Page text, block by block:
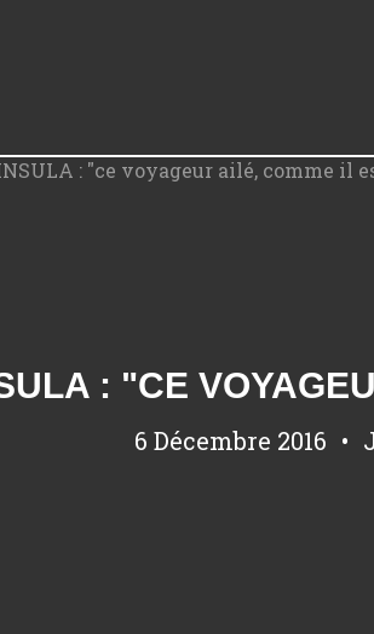
6 Décembre 2016